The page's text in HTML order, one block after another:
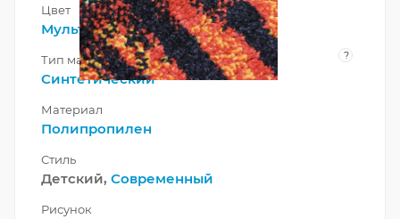
Цвет
Мультиколор
Тип материала ?
Синтетический
Материал
Полипропилен
Стиль
Детский, Современный
Рисунок